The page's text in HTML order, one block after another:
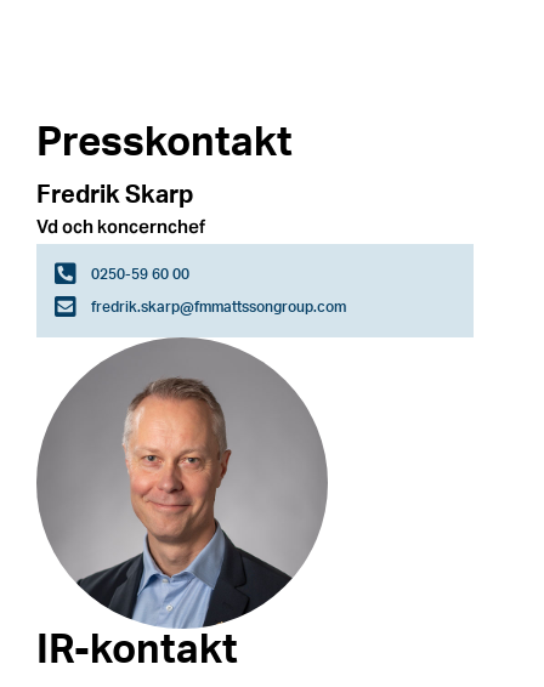
Presskontakt
Fredrik Skarp
Vd och koncernchef
0250-59 60 00
fredrik.skarp@fmmattssongroup.com
IR-kontakt